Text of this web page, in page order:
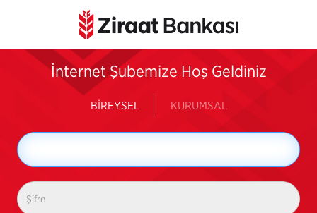
İnternet Şubemize Hoş Geldiniz
BİREYSEL KURUMSAL